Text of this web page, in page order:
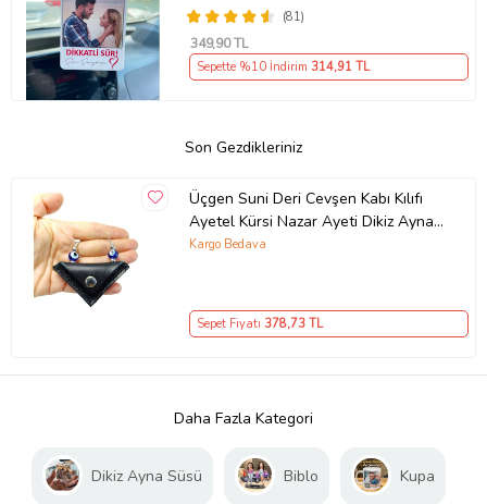
(81)
349,90 TL
Sepette %10 İndirim 314,91 TL
Son Gezdikleriniz
Üçgen Suni Deri Cevşen Kabı Kılıfı
Ayetel Kürsi Nazar Ayeti Dikiz Ayna
Süsü
Kargo Bedava
Sepet Fiyatı 378,73 TL
Daha Fazla Kategori
Dikiz Ayna Süsü Biblo Kupa